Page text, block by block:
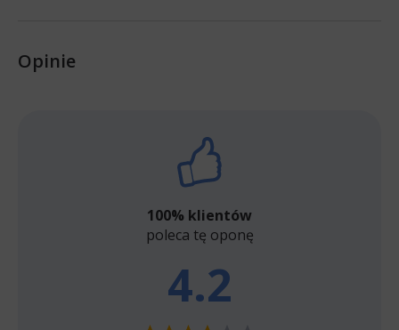
Opinie
100% klientów
poleca tę oponę
4.2